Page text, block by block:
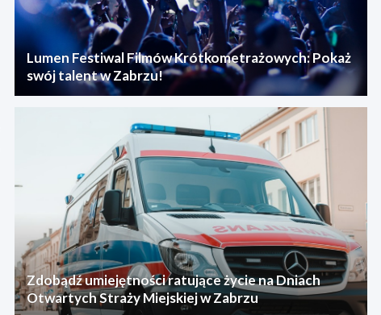
Lumen Festiwal Filmów Krótkometrażowych: Pokaż
swój talent w Zabrzu!
Zdobądź umiejętności ratujące życie na Dniach
Otwartych Straży Miejskiej w Zabrzu